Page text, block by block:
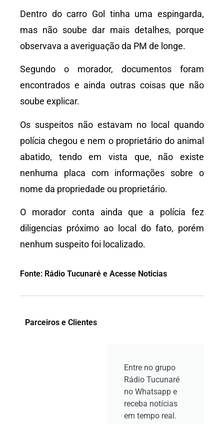
Dentro do carro Gol tinha uma espingarda,
mas não soube dar mais detalhes, porque
observava a averiguação da PM de longe.
Segundo o morador, documentos foram
encontrados e ainda outras coisas que não
soube explicar.
Os suspeitos não estavam no local quando
polícia chegou e nem o proprietário do animal
abatido, tendo em vista que, não existe
nenhuma placa com informações sobre o
nome da propriedade ou proprietário.
O morador conta ainda que a polícia fez
diligencias próximo ao local do fato, porém
nenhum suspeito foi localizado.
Fonte: Rádio Tucunaré e Acesse Noticias
Parceiros e Clientes
Entre no grupo
Rádio Tucunaré
no Whatsapp e
receba notícias
em tempo real.